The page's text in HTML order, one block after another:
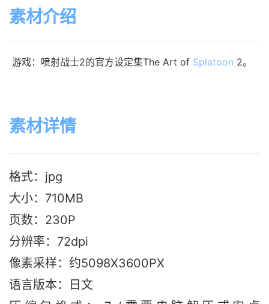
素材介绍
游戏：喷射战士2的官方设定集The Art of Splatoon 2。
素材详情
格式：jpg
大小：710MB
页数：230P
分辨率：72dpi
像素采样：约5098X3600PX
语言版本：日文